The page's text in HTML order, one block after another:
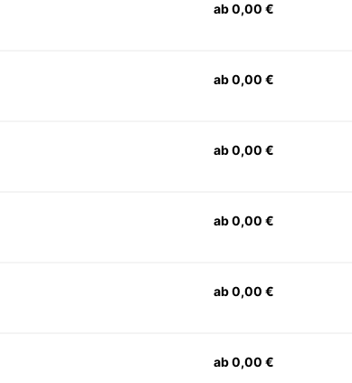
ab 0,00 €
ab 0,00 €
ab 0,00 €
ab 0,00 €
ab 0,00 €
ab 0,00 €